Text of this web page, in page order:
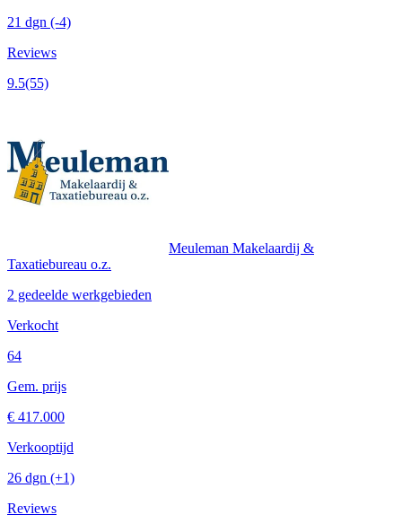
21 dgn (-4)
Reviews
9.5(55)
Meuleman Makelaardij &
Taxatiebureau o.z.
2 gedeelde werkgebieden
Verkocht
64
Gem. prijs
€ 417.000
Verkooptijd
26 dgn (+1)
Reviews